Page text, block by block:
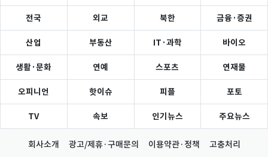
전국 외교 북한 금융·증권
산업 부동산 IT·과학 바이오
생활·문화 연예 스포츠 연재물
오피니언 핫이슈 피플 포토
TV 속보 인기뉴스 주요뉴스
회사소개 광고/제휴·구매문의 이용약관·정책 고충처리